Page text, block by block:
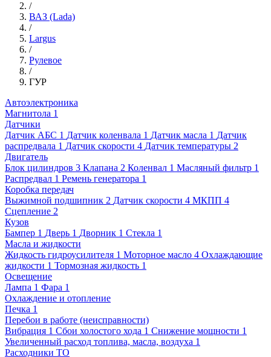
/
ВАЗ (Lada)
/
Largus
/
Рулевое
/
ГУР
Автоэлектроника
Магнитола 1
Датчики
Датчик АБС 1 Датчик коленвала 1 Датчик масла 1 Датчик
распредвала 1 Датчик скорости 4 Датчик температуры 2
Двигатель
Блок цилиндров 3 Клапана 2 Коленвал 1 Масляный фильтр 1
Распредвал 1 Ремень генератора 1
Коробка передач
Выжимной подшипник 2 Датчик скорости 4 МКПП 4
Сцепление 2
Кузов
Бампер 1 Дверь 1 Дворник 1 Стекла 1
Масла и жидкости
Жидкость гидроусилителя 1 Моторное масло 4 Охлаждающие
жидкости 1 Тормозная жидкость 1
Освещение
Лампа 1 Фара 1
Охлаждение и отопление
Печка 1
Перебои в работе (неисправности)
Вибрация 1 Сбои холостого хода 1 Снижение мощности 1
Увеличенный расход топлива, масла, воздуха 1
Расходники ТО